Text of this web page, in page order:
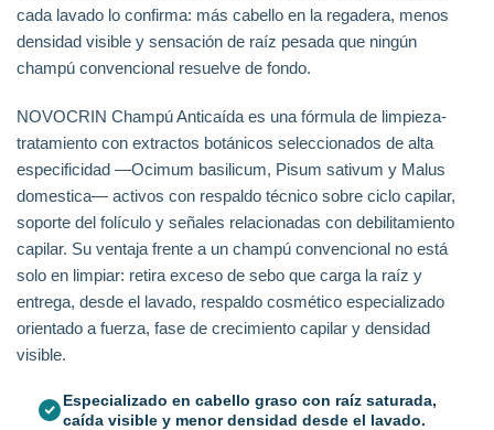
cada lavado lo confirma: más cabello en la regadera, menos
densidad visible y sensación de raíz pesada que ningún
champú convencional resuelve de fondo.
NOVOCRIN Champú Anticaída es una fórmula de limpieza-
tratamiento con extractos botánicos seleccionados de alta
especificidad —Ocimum basilicum, Pisum sativum y Malus
domestica— activos con respaldo técnico sobre ciclo capilar,
soporte del folículo y señales relacionadas con debilitamiento
capilar. Su ventaja frente a un champú convencional no está
solo en limpiar: retira exceso de sebo que carga la raíz y
entrega, desde el lavado, respaldo cosmético especializado
orientado a fuerza, fase de crecimiento capilar y densidad
visible.
Especializado en cabello graso con raíz saturada,
caída visible y menor densidad desde el lavado.